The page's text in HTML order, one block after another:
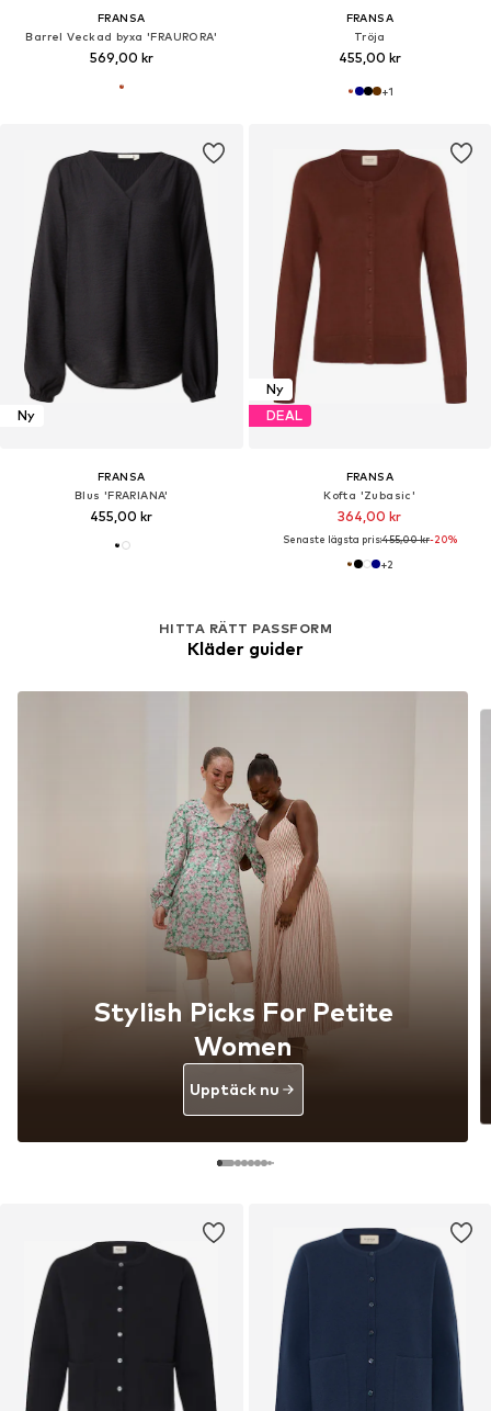
FRANSA
Barrel Veckad byxa 'FRAURORA'
569,00 kr
FRANSA
Tröja
455,00 kr
+1
Ny
FRANSA
Blus 'FRARIANA'
455,00 kr
Ny
DEAL
FRANSA
Kofta 'Zubasic'
364,00 kr
Senaste lägsta pris:455,00 kr-20%
+2
HITTA RÄTT PASSFORM
Kläder guider
Stylish Picks For Petite
Women
Upptäck nu